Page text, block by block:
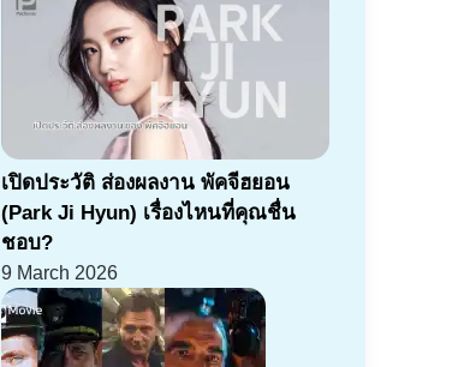
เปิดประวัติ ส่องผลงาน พัคจีฮยอน
(Park Ji Hyun) เรื่องไหนที่คุณชื่น
ชอบ?
9 March 2026